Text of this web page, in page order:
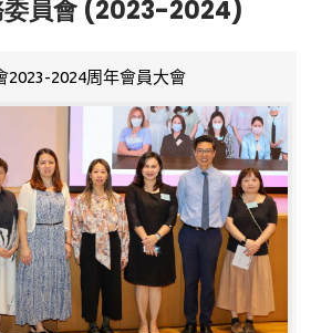
委員會 (2023-2024)
2023-2024周年會員大會